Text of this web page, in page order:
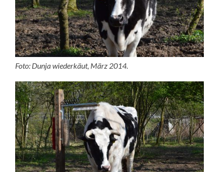
Foto: Dunja wiederkäut, März 2014.